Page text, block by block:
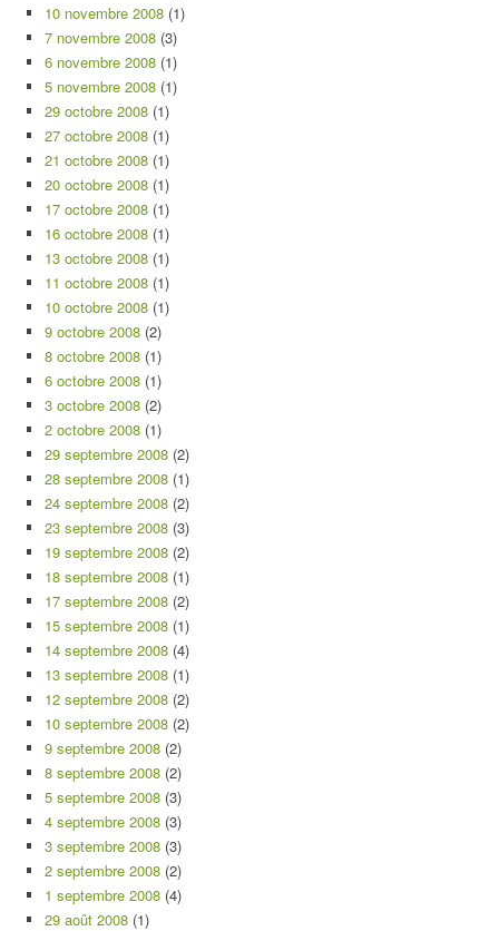
10 novembre 2008 (1)
7 novembre 2008 (3)
6 novembre 2008 (1)
5 novembre 2008 (1)
29 octobre 2008 (1)
27 octobre 2008 (1)
21 octobre 2008 (1)
20 octobre 2008 (1)
17 octobre 2008 (1)
16 octobre 2008 (1)
13 octobre 2008 (1)
11 octobre 2008 (1)
10 octobre 2008 (1)
9 octobre 2008 (2)
8 octobre 2008 (1)
6 octobre 2008 (1)
3 octobre 2008 (2)
2 octobre 2008 (1)
29 septembre 2008 (2)
28 septembre 2008 (1)
24 septembre 2008 (2)
23 septembre 2008 (3)
19 septembre 2008 (2)
18 septembre 2008 (1)
17 septembre 2008 (2)
15 septembre 2008 (1)
14 septembre 2008 (4)
13 septembre 2008 (1)
12 septembre 2008 (2)
10 septembre 2008 (2)
9 septembre 2008 (2)
8 septembre 2008 (2)
5 septembre 2008 (3)
4 septembre 2008 (3)
3 septembre 2008 (3)
2 septembre 2008 (2)
1 septembre 2008 (4)
29 août 2008 (1)